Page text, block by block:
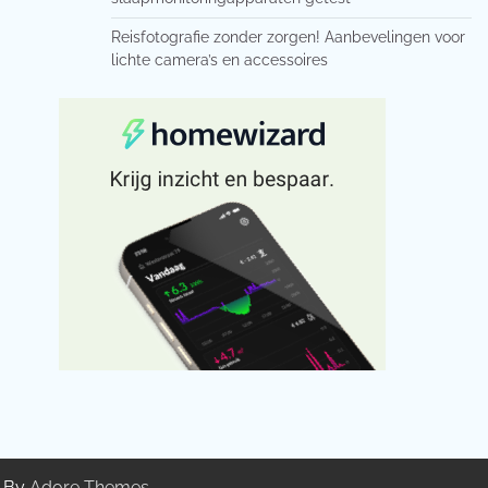
Reisfotografie zonder zorgen! Aanbevelingen voor
lichte camera’s en accessoires